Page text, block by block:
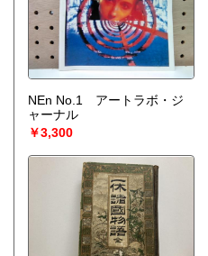
NEn No.1 アートラボ・ジ
ャーナル
￥3,300